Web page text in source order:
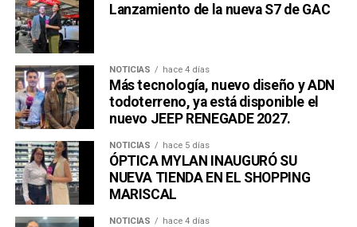
Lanzamiento de la nueva S7 de GAC
NOTICIAS hace 4 días
Más tecnología, nuevo diseño y ADN
todoterreno, ya está disponible el
nuevo JEEP RENEGADE 2027.
NOTICIAS hace 5 días
ÓPTICA MYLAN INAUGURÓ SU
NUEVA TIENDA EN EL SHOPPING
MARISCAL
NOTICIAS hace 4 días